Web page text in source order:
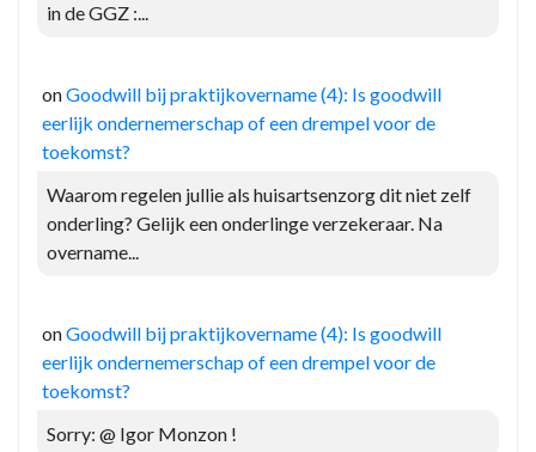
in de GGZ :...
onGoodwill bij praktijkovername (4): Is goodwill
eerlijk ondernemerschap of een drempel voor de
toekomst?
Waarom regelen jullie als huisartsenzorg dit niet zelf
onderling? Gelijk een onderlinge verzekeraar. Na
overname...
onGoodwill bij praktijkovername (4): Is goodwill
eerlijk ondernemerschap of een drempel voor de
toekomst?
Sorry: @ Igor Monzon !